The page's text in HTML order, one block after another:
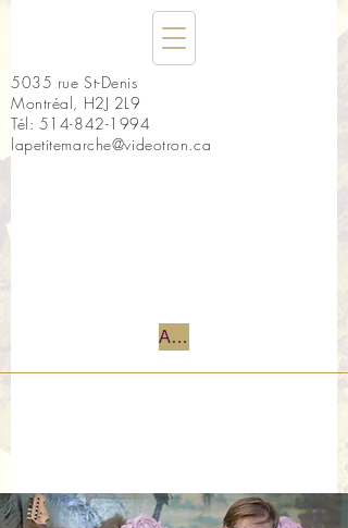
5035 rue St-Denis
Montréal, H2J 2L9
Tél: 514-842-1994
lapetitemarche@videotron.ca
Accueil